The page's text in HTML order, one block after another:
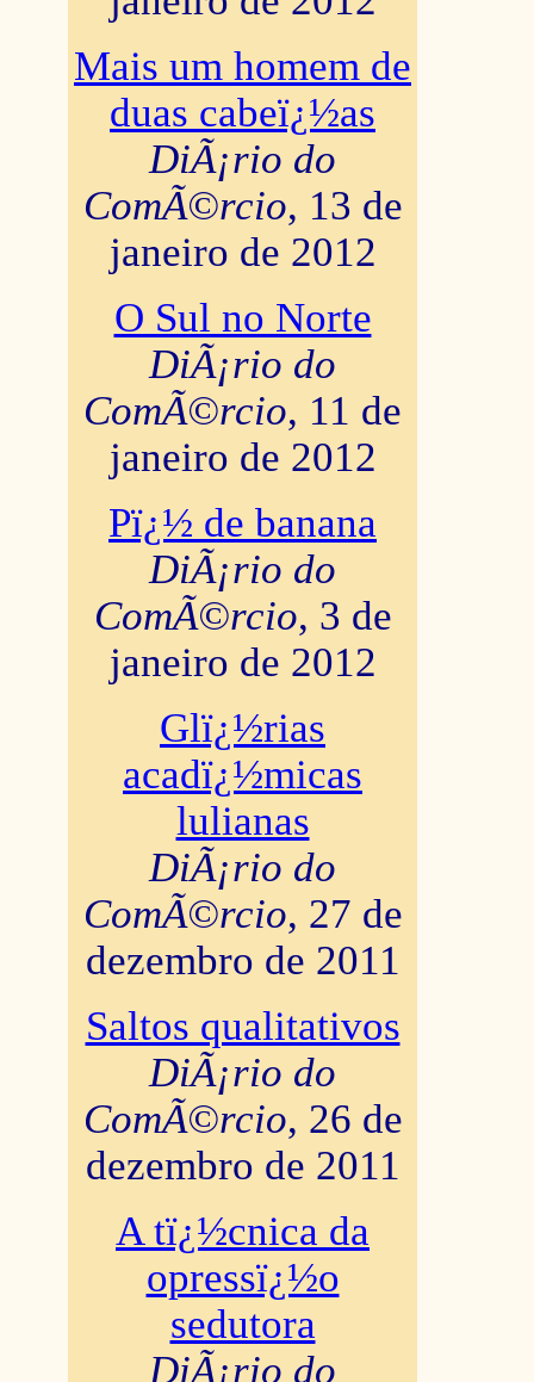
Mais um homem de
duas cabeï¿½as
DiÃ¡rio do
ComÃ©rcio, 13 de
janeiro de 2012
O Sul no Norte
DiÃ¡rio do
ComÃ©rcio, 11 de
janeiro de 2012
Pï¿½ de banana
DiÃ¡rio do
ComÃ©rcio, 3 de
janeiro de 2012
Glï¿½rias
acadï¿½micas
lulianas
DiÃ¡rio do
ComÃ©rcio, 27 de
dezembro de 2011
Saltos qualitativos
DiÃ¡rio do
ComÃ©rcio, 26 de
dezembro de 2011
A tï¿½cnica da
opressï¿½o
sedutora
DiÃ¡rio do